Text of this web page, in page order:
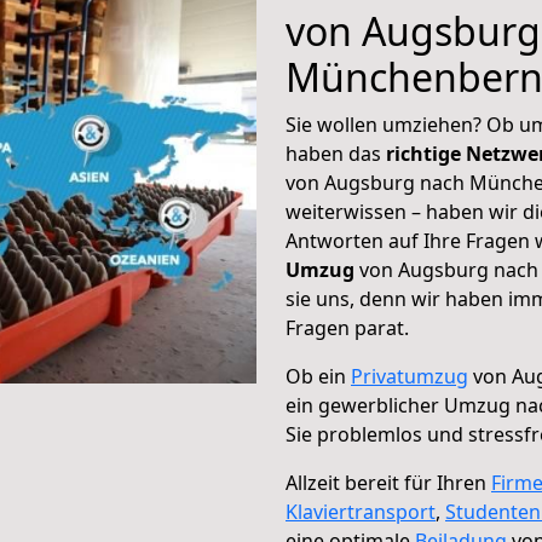
von
Sie wollen umziehen? Ob
haben das richtige
von Augsburg nach
weiterwissen – haben wir
Antworten auf Ihre Fragen
Umzug von Augsburg
sie uns, denn wir haben
Fragen parat.
Ob ein Privatumzug von
ein gewerblicher Umzug
Sie problemlos und
Allzeit bereit für Ihren
Klaviertransport,